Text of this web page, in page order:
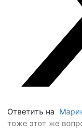
Ответить на
тоже этот же